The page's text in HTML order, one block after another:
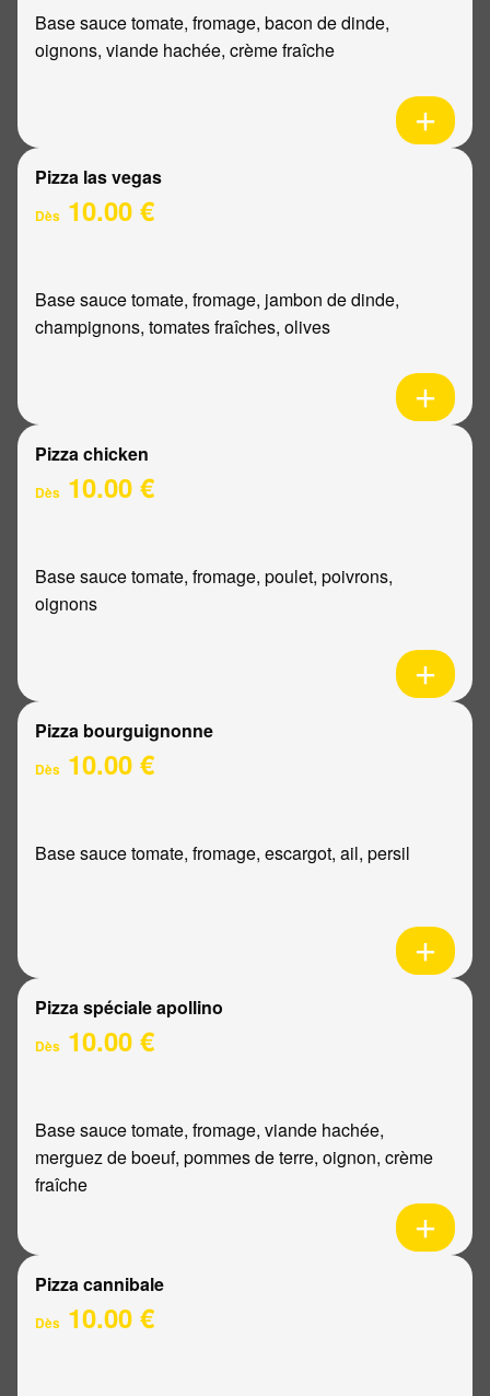
Base sauce tomate, fromage, bacon de dinde,
oignons, viande hachée, crème fraîche
Pizza las vegas
Dès 10.00 €
Base sauce tomate, fromage, jambon de dinde,
champignons, tomates fraîches, olives
Pizza chicken
Dès 10.00 €
Base sauce tomate, fromage, poulet, poivrons,
oignons
Pizza bourguignonne
Dès 10.00 €
Base sauce tomate, fromage, escargot, ail, persil
Pizza spéciale apollino
Dès 10.00 €
Base sauce tomate, fromage, viande hachée,
merguez de boeuf, pommes de terre, oignon, crème
fraîche
Pizza cannibale
Dès 10.00 €